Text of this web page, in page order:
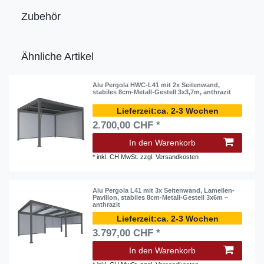
Zubehör
Ähnliche Artikel
Alu Pergola HWC-L41 mit 2x Seitenwand,
stabiles 8cm-Metall-Gestell 3x3,7m, anthrazit
ca. 2-3 Wochen
2.700,00 CHF *
In den Warenkorb
*inkl. CH MwSt. zzgl.Versandkosten
Alu Pergola L41 mit 3x Seitenwand, Lamellen-
Pavillon, stabiles 8cm-Metall-Gestell 3x6m –
anthrazit
ca. 2-3 Wochen
3.797,00 CHF *
In den Warenkorb